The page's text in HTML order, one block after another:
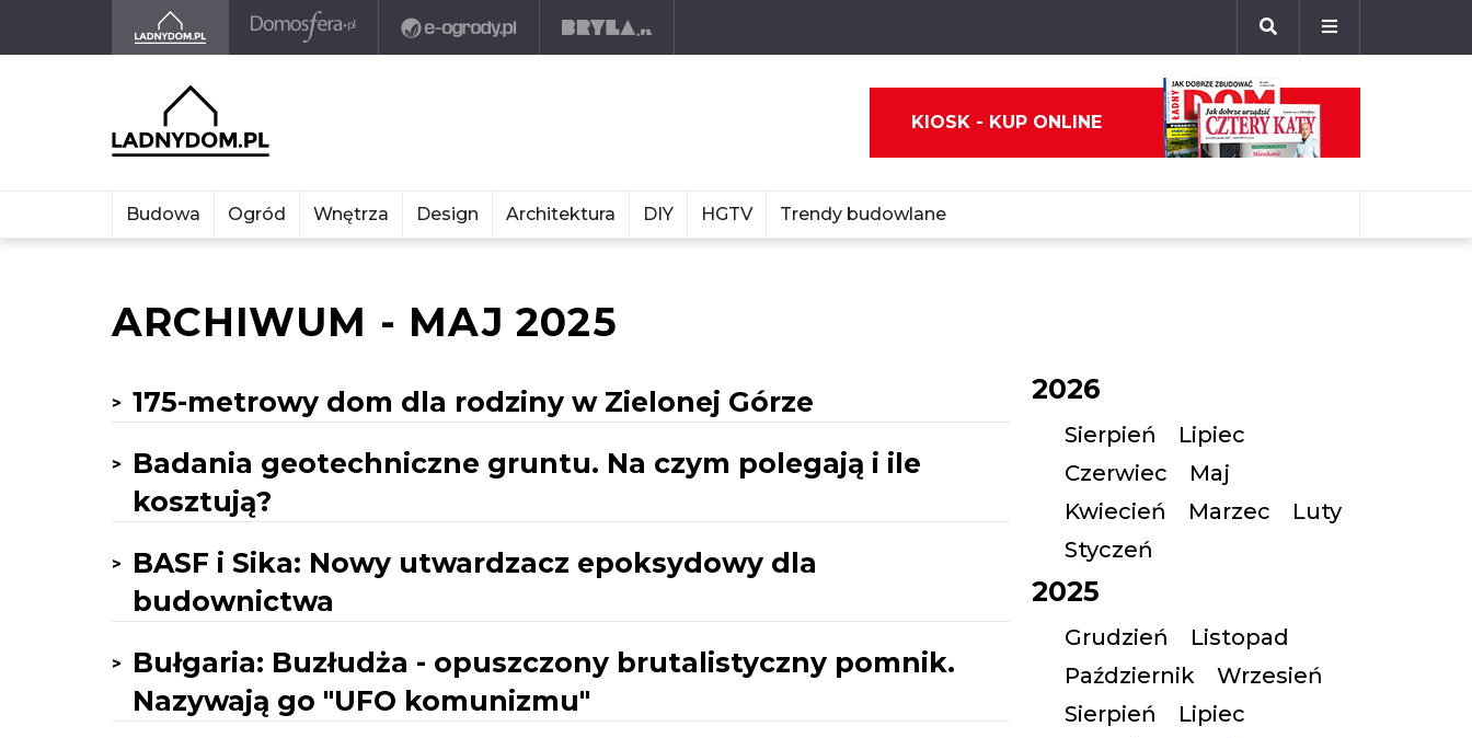
KIOSK - KUP ONLINE
Budowa Ogród Wnętrza Design Architektura DIY HGTV Trendy budowlane
ARCHIWUM - MAJ 2025
175-metrowy dom dla rodziny w Zielonej Górze
Badania geotechniczne gruntu. Na czym polegają i ile
kosztują?
BASF i Sika: Nowy utwardzacz epoksydowy dla
budownictwa
Bułgaria: Buzłudża - opuszczony brutalistyczny pomnik.
Nazywają go "UFO komunizmu"
2026
Sierpień
Lipiec
Czerwiec
Maj
Kwiecień
Marzec
Luty
Styczeń
2025
Grudzień
Listopad
Październik
Wrzesień
Sierpień
Lipiec